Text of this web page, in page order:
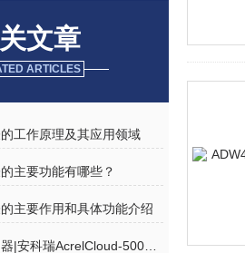
文章
ARTICLES
工作原理及其应用领域
主要功能有哪些？
主要作用和具体功能介绍